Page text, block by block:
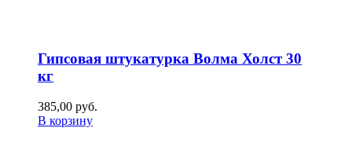
Гипсовая штукатурка Волма Холст 30
кг
385,00 руб.
В корзину